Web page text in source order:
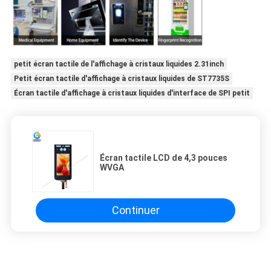
petit écran tactile de l'affichage à cristaux liquides 2.31inch
Petit écran tactile d'affichage à cristaux liquides de ST7735S
Écran tactile d'affichage à cristaux liquides d'interface de SPI petit
Écran tactile LCD de 4,3 pouces
WVGA
Continuer